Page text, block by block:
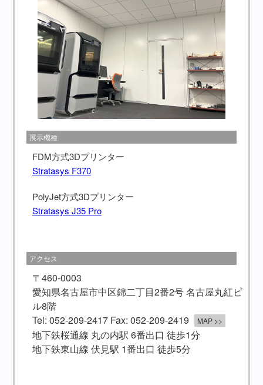
展示機種
FDM方式3Dプリンター
Stratasys F370
PolyJet方式3Dプリンター
Stratasys J35 Pro
アクセス
〒460-0003
愛知県名古屋市中区錦二丁目2番2号 名古屋丸紅ビ
ル8階
Tel: 052-209-2417 Fax: 052-209-2419
MAP >>
地下鉄桜通線 丸の内駅 6番出口 徒歩1分
地下鉄東山線 伏見駅 1番出口 徒歩5分